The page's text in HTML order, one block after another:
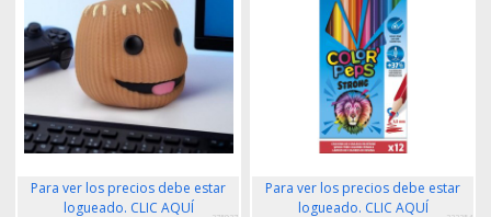
Para ver los precios debe estar
logueado. CLIC AQUÍ
Para ver los precios debe estar
logueado. CLIC AQUÍ